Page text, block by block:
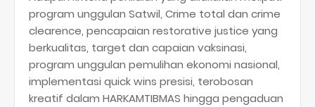
program unggulan Satwil, Crime total dan crime
clearence, pencapaian restorative justice yang
berkualitas, target dan capaian vaksinasi,
program unggulan pemulihan ekonomi nasional,
implementasi quick wins presisi, terobosan
kreatif dalam HARKAMTIBMAS hingga pengaduan